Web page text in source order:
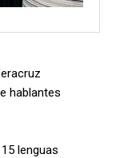
hablantes
lenguas